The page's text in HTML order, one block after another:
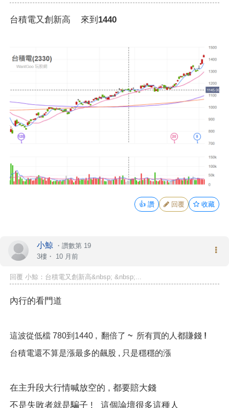
台積電又創新高 來到1440
👍 讚 回覆 收藏
小鯨 ・ 讚數第 19
3樓・ 10 月前
回覆 小鯨：台積電又創新高&nbsp; &nbsp;...
內行的看門道
這波從低檔 780到1440 , 翻倍了 ~ 所有買的人都賺錢 !
台積電還不算是漲最多的飆股 , 只是穩穩的漲
在主升段大行情喊放空的 , 都要賠大錢
不是失敗者就是騙子 ! 這個論壇很多這種人